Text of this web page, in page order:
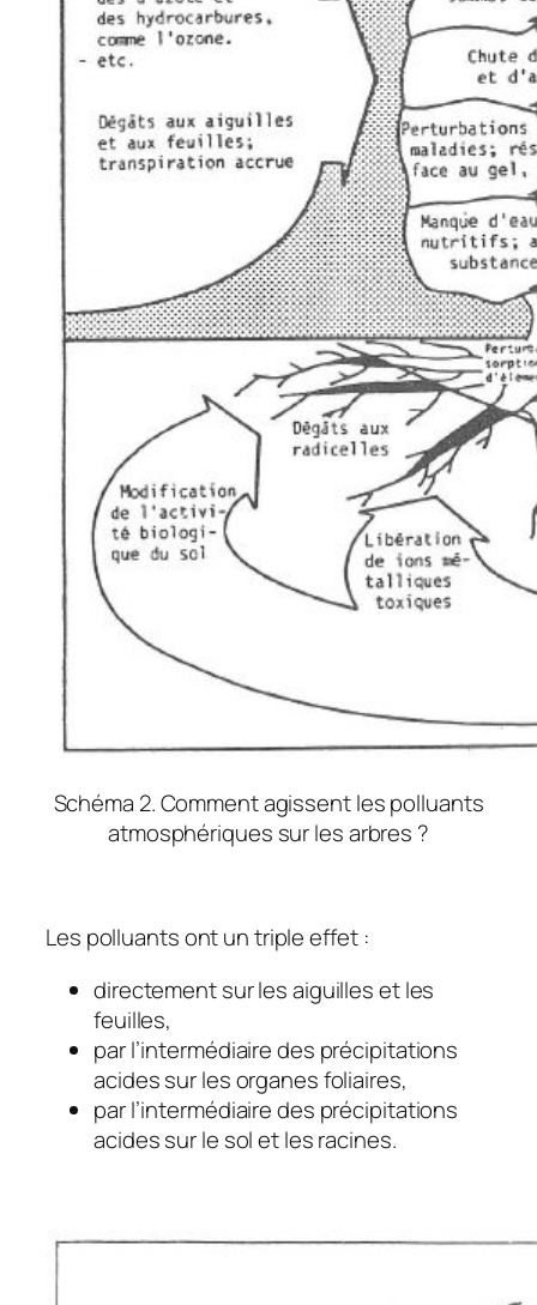
Schéma 2. Comment agissent les polluants
atmosphériques sur les arbres ?
Les polluants ont un triple effet :
directement sur les aiguilles et les
feuilles,
par l’intermédiaire des précipitations
acides sur les organes foliaires,
par l’intermédiaire des précipitations
acides sur le sol et les racines.